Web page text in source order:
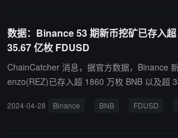
C、NOT/USDT、NOT/BNB、NOT/FDUSD
适用种子标签交易规则。
数据：Binance 53 期新币挖矿已存入
35.67 亿枚 FDUSD
ChainCatcher 消息，据官方数据，Binance
enzo(REZ)已存入超 1860 万枚 BNB 以及超
00（东八区时间）正式开放。并开通 REZ/
2024-04-28 Binance BNB FDUSD